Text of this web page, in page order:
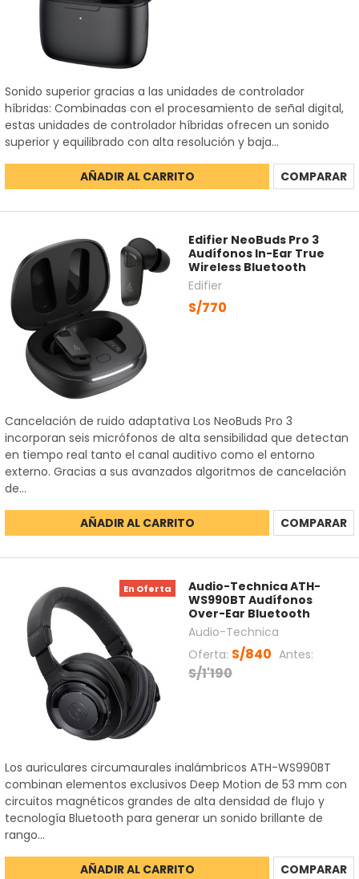
Sonido superior gracias a las unidades de controlador
híbridas: Combinadas con el procesamiento de señal digital,
estas unidades de controlador híbridas ofrecen un sonido
superior y equilibrado con alta resolución y baja...
AÑADIR AL CARRITO COMPARAR
Edifier NeoBuds Pro 3
Audífonos In-Ear True
Wireless Bluetooth
Edifier
S/770
Cancelación de ruido adaptativa Los NeoBuds Pro 3
incorporan seis micrófonos de alta sensibilidad que detectan
en tiempo real tanto el canal auditivo como el entorno
externo. Gracias a sus avanzados algoritmos de cancelación
de...
AÑADIR AL CARRITO COMPARAR
En Oferta
Audio-Technica ATH-
WS990BT Audífonos
Over-Ear Bluetooth
Audio-Technica
Oferta: S/840 Antes:
S/1'190
Los auriculares circumaurales inalámbricos ATH-WS990BT
combinan elementos exclusivos Deep Motion de 53 mm con
circuitos magnéticos grandes de alta densidad de flujo y
tecnología Bluetooth para generar un sonido brillante de
rango...
AÑADIR AL CARRITO COMPARAR